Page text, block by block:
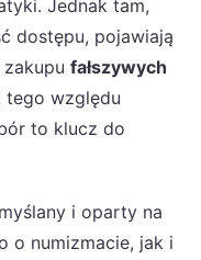
Jednak tam,
dostępu, pojawiają
fałszywych
tego względu
to klucz do
i oparty na
o numizmacie, jak i